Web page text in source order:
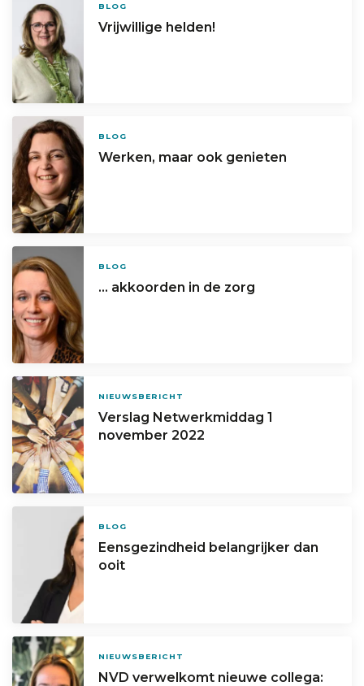
BLOG
Vrijwillige helden!
BLOG
Werken, maar ook genieten
BLOG
… akkoorden in de zorg
NIEUWSBERICHT
Verslag Netwerkmiddag 1
november 2022
BLOG
Eensgezindheid belangrijker dan
ooit
NIEUWSBERICHT
NVD verwelkomt nieuwe collega: